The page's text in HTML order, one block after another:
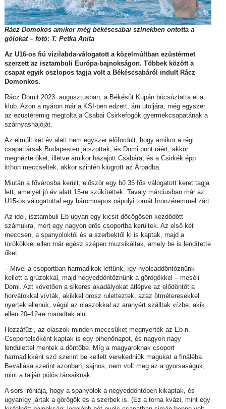
Rácz Domokos amikor még békéscsabai színekben ontotta a
gólokat – fotó: T. Petka Anita
Az U16-os fiú vízilabda-válogatott a közelmúltban ezüstérmet
szerzett az isztambuli Európa-bajnokságon. Többek között a
csapat egyik oszlopos tagja volt a Békéscsabáról indult Rácz
Domonkos.
Rácz Domit 2023. augusztusban, a Békésút Kupán búcsúztatta el a
klub. Azon a nyáron már a KSI-ben edzett, ám utoljára, még egyszer
az ezüstéremig megtolta a Csabai Csirkefogók gyermekcsapatának a
szárnyashajóját.
Az elmúlt két év alatt nem egyszer előfordult, hogy amikor a régi
csapattársak Budapesten játszottak, és Domi pont ráért, akkor
megnézte őket, illetve amikor hazajött Csabára, és a Csirkék épp
itthon meccseltek, akkor szintén kiugrott az Árpádba.
Miután a fővárosba került, először egy bő 35 fős válogatott keret tagja
lett, amelyet jó év alatt 15-re szűkítettek. Tavaly márciusban már az
U15-ös válogatottal egy háromnapos nápolyi tornát bronzéremmel zárt.
Az idei, isztambuli Eb ugyan egy kicsit döcögősen kezdődött
számukra, mert egy nagyon erős csoportba kerültek. Az első két
meccsen, a spanyoloktól és a szerbektől ki is kaptak, majd a
törökökkel ellen már egész szépen muzsikáltak, amely be is lendítette
őket.
– Mivel a csoportban harmadikok lettünk, így nyolcaddöntőznünk
kellett a grúzokkal, majd negyeddöntőznünk a görögökkel – meséli
Domi. Azt követően a sikeres akadályokat átlépve az elődöntőt a
horvátokkal vívták, akikkel orosz ruletteztek, azaz ötméteresekkel
nyertek ellenük, végül az olaszokkal az aranyért szálltak vízbe, akik
ellen 20–12-re maradtak alul.
Hozzáfűzi, az olaszok minden meccsüket megnyerték az Eb-n.
Csoportelsőként kaptak is egy pihenőnapot, és nagyon nagy
lendülettel mentek a döntőbe. Míg a magyaroknak csoport
harmadikként szó szerint be kellett verekedniük magukat a fináléba.
Bevallása szerint azonban, sajnos, nem volt meg az a gyorsaságuk,
mint a talján pólós társaiknak.
A sors iróniája, hogy a spanyolok a negyeddöntőben kikaptak, és
ugyanígy jártak a görögök és a szerbek is. (Ez a torna kvázi, mint egy